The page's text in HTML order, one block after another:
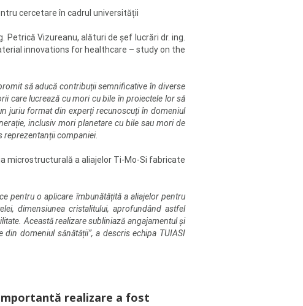
cercetare în cadrul universității
Petrică Vizureanu, alături de șef lucrări dr. ing.
innovations for healthcare – study on the
să aducă contribuții semnificative în diverse
care lucrează cu mori cu bile în proiectele lor să
juriu format din experți recunoscuți în domeniul
inclusiv mori planetare cu bile sau mori de
reprezentanții companiei.
microstructurală a aliajelor Ti-Mo-Si fabricate
pentru o aplicare îmbunătățită a aliajelor pentru
dimensiunea cristalitului, aprofundând astfel
Această realizare subliniază angajamentul și
domeniul sănătății”, a descris echipa TUIASI
realizare a fost